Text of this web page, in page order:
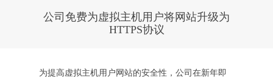
公司免费为虚拟主机用户将网站升级为
HTTPS协议
为提高虚拟主机用户网站的安全性，公司在新年即